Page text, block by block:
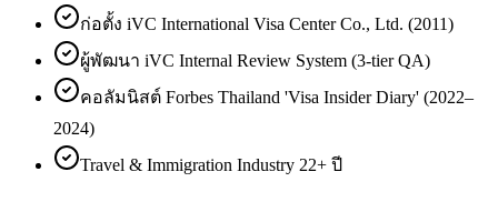
ก่อตั้ง iVC International Visa Center Co., Ltd. (2011)
ผู้พัฒนา iVC Internal Review System (3-tier QA)
คอลัมนิสต์ Forbes Thailand 'Visa Insider Diary' (2022–
2024)
Travel & Immigration Industry 22+ ปี